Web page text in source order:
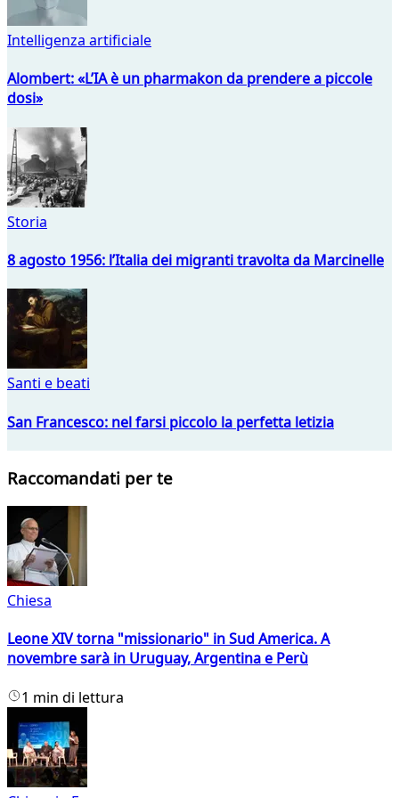
Intelligenza artificiale
Alombert: «L’IA è un pharmakon da prendere a piccole
dosi»
Storia
8 agosto 1956: l’Italia dei migranti travolta da Marcinelle
Santi e beati
San Francesco: nel farsi piccolo la perfetta letizia
Raccomandati per te
Chiesa
Leone XIV torna "missionario" in Sud America. A
novembre sarà in Uruguay, Argentina e Perù
1 min di lettura